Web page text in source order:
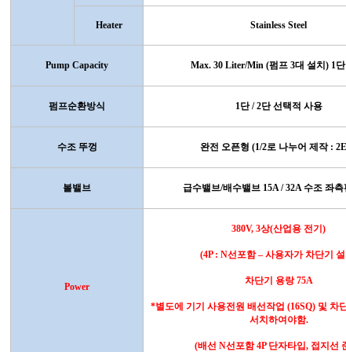
Heater Stainless Steel
Pump Capacity Max. 30 Liter/Min (펌프 3대 설치) 1 단
펌프순환방식 1 단/ 2단 선택적 사용
수조 뚜껑 완전 오픈형 (1/2로 나누어 제작 :
볼밸브 급수밸브/배수밸브 15A / 32A 수조 좌측
Power
380V, 3상(산업용 전기)
(4P : N선포함– 사용자가 차단기
차단기 용랑75A
*별도에 기기 사용전원 배선작업 (16SQ) 및 차
서치하여야함.
(배선 N선포함4P 단자타입, 접지선